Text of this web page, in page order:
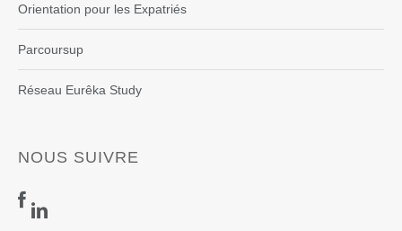
Orientation pour les Expatriés
Parcoursup
Réseau Eurêka Study
NOUS SUIVRE